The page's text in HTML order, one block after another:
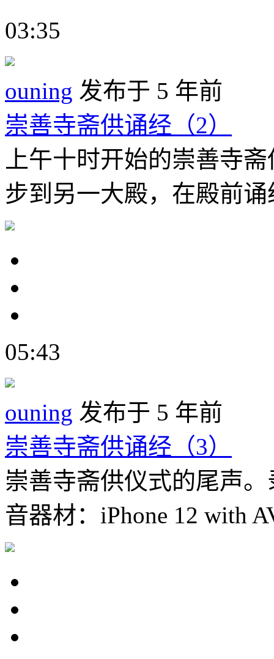
03:35
ouning 发布于 5 年前
崇善寺斋供诵经（2）
上午十时开始的崇善寺
步到另一大殿，在殿前
05:43
ouning 发布于 5 年前
崇善寺斋供诵经（3）
崇善寺斋供仪式的尾声
音器材：iPhone 12 with